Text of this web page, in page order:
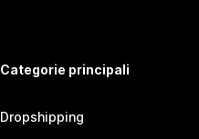
Categorie principali
Dropshipping